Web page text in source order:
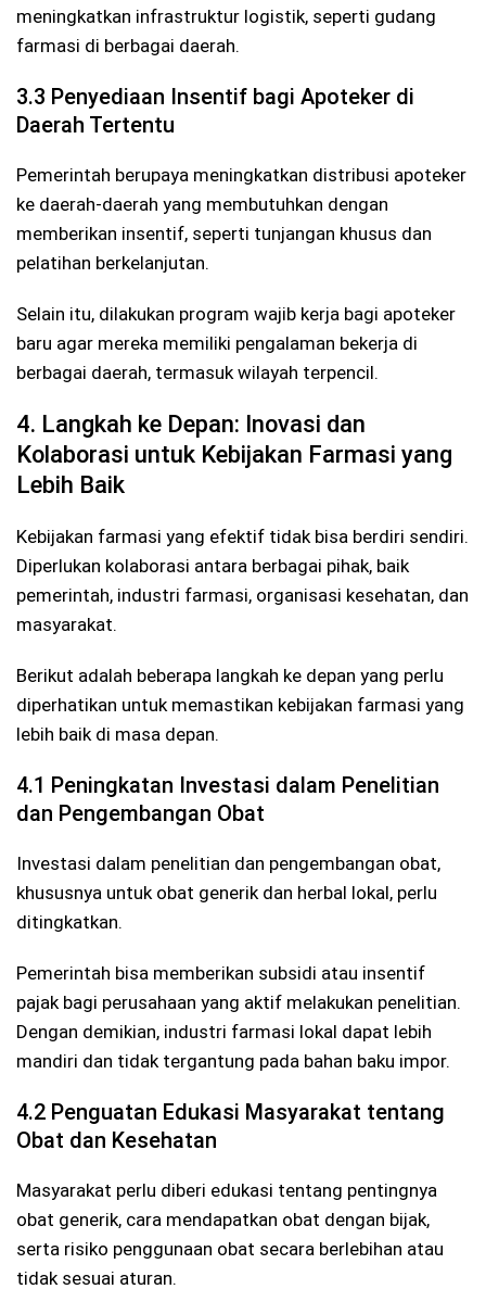
meningkatkan infrastruktur logistik, seperti gudang
farmasi di berbagai daerah.
3.3 Penyediaan Insentif bagi Apoteker di
Daerah Tertentu
Pemerintah berupaya meningkatkan distribusi apoteker
ke daerah-daerah yang membutuhkan dengan
memberikan insentif, seperti tunjangan khusus dan
pelatihan berkelanjutan.
Selain itu, dilakukan program wajib kerja bagi apoteker
baru agar mereka memiliki pengalaman bekerja di
berbagai daerah, termasuk wilayah terpencil.
4. Langkah ke Depan: Inovasi dan
Kolaborasi untuk Kebijakan Farmasi yang
Lebih Baik
Kebijakan farmasi yang efektif tidak bisa berdiri sendiri.
Diperlukan kolaborasi antara berbagai pihak, baik
pemerintah, industri farmasi, organisasi kesehatan, dan
masyarakat.
Berikut adalah beberapa langkah ke depan yang perlu
diperhatikan untuk memastikan kebijakan farmasi yang
lebih baik di masa depan.
4.1 Peningkatan Investasi dalam Penelitian
dan Pengembangan Obat
Investasi dalam penelitian dan pengembangan obat,
khususnya untuk obat generik dan herbal lokal, perlu
ditingkatkan.
Pemerintah bisa memberikan subsidi atau insentif
pajak bagi perusahaan yang aktif melakukan penelitian.
Dengan demikian, industri farmasi lokal dapat lebih
mandiri dan tidak tergantung pada bahan baku impor.
4.2 Penguatan Edukasi Masyarakat tentang
Obat dan Kesehatan
Masyarakat perlu diberi edukasi tentang pentingnya
obat generik, cara mendapatkan obat dengan bijak,
serta risiko penggunaan obat secara berlebihan atau
tidak sesuai aturan.